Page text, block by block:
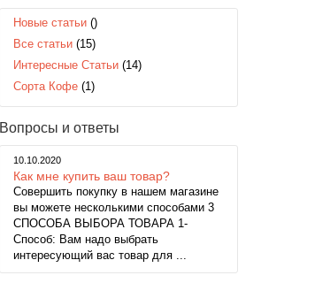
Новые статьи ()
Все статьи (15)
Интересные Статьи (14)
Сорта Кофе (1)
Вопросы и ответы
10.10.2020
Как мне купить ваш товар?
Совершить покупку в нашем магазине
вы можете несколькими способами 3
СПОСОБА ВЫБОРА ТОВАРА 1-
Способ: Вам надо выбрать
интересующий вас товар для ...